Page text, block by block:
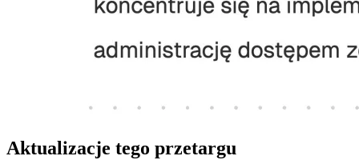
Aktualizacje tego przetargu